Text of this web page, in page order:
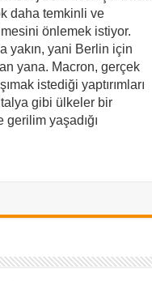
daha temkinli ve
önlemek istiyor.
yakın, yani Berlin için
yana. Macron, gerçek
istediği yaptırımları
gibi ülkeler bir
gerilim yaşadığı